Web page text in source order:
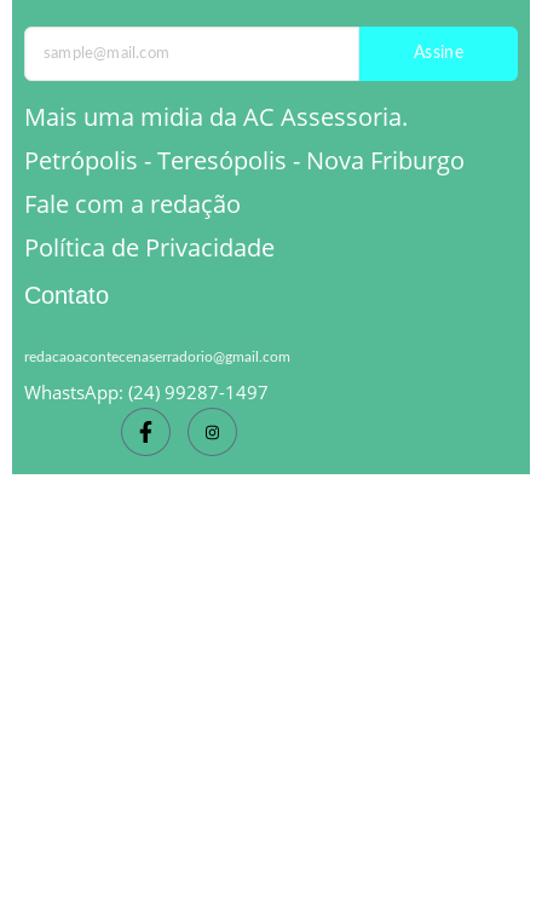
Assine
Mais uma midia da AC Assessoria.
Petrópolis - Teresópolis - Nova Friburgo
Fale com a redação
Política de Privacidade
Contato
redacaoacontecenaserradorio@gmail.com
WhastsApp: (24) 99287-1497